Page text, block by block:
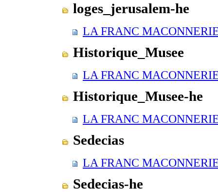
loges_jerusalem-he
LA FRANC
Historique_Musee
LA FRANC
Historique_Musee-he
LA FRANC
Sedecias
LA FRANC
Sedecias-he